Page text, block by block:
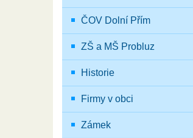
ČOV Dolní Přím
ZŠ a MŠ Probluz
Historie
Firmy v obci
Zámek